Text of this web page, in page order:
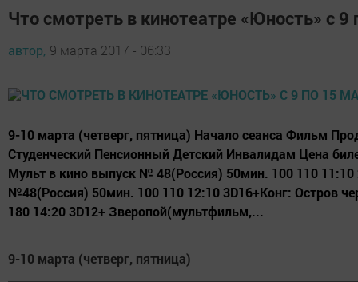
Что смотреть в кинотеатре «Юность» с 9
автор, 9 марта 2017 - 06:33
9-10 марта (четверг, пятница) Начало сеанса Фильм
Студенческий Пенсионный Детский Инвалидам Цена
Мульт в кино выпуск № 48(Россия) 50мин. 100 110 11:10
№48(Россия) 50мин. 100 110 12:10 3D16+Конг: Остров
180 14:20 3D12+ Зверопой(мультфильм,...
9-10 марта (четверг, пятница)